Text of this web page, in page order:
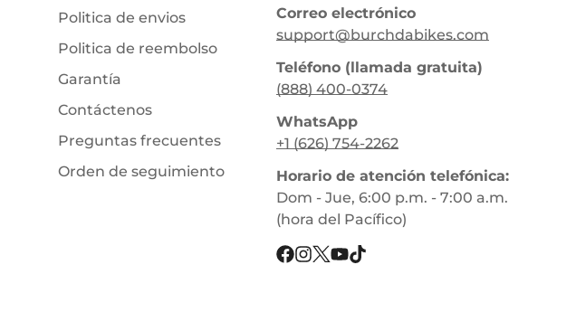
Politica de envios
Politica de reembolso
Garantía
Contáctenos
Preguntas frecuentes
Orden de seguimiento
Correo electrónico
support@burchdabikes.com
Teléfono (llamada gratuita)
(888) 400-0374
WhatsApp
+1 (626) 754-2262
Horario de atención telefónica:
Dom - Jue, 6:00 p.m. - 7:00 a.m.
(hora del Pacífico)